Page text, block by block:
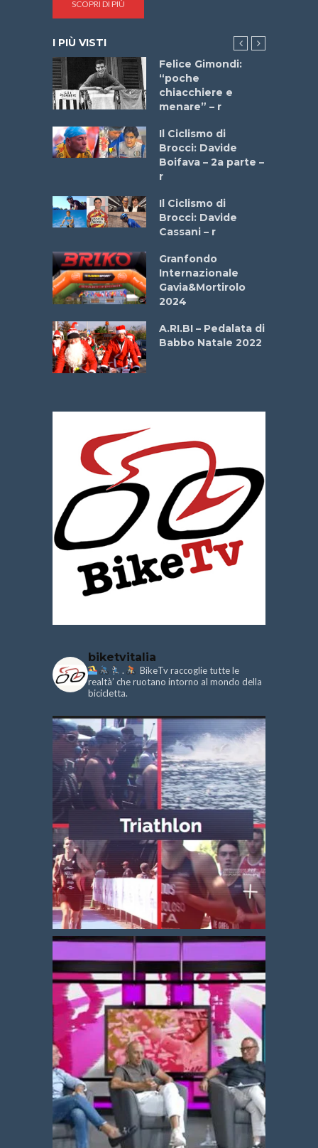
SCOPRI DI PIÙ
I PIÙ VISTI
Felice Gimondi:
“poche
chiacchiere e
menare” – r
Il Ciclismo di
Brocci: Davide
Boifava – 2a parte –
r
Il Ciclismo di
Brocci: Davide
Cassani – r
Granfondo
Internazionale
Gavia&Mortirolo
2024
A.RI.BI – Pedalata di
Babbo Natale 2022
biketvitalia
.
BikeTv raccoglie tutte le
realtà’ che ruotano intorno al mondo della
bicicletta.